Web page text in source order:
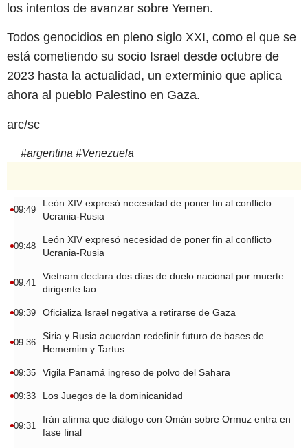
los intentos de avanzar sobre Yemen.
Todos genocidios en pleno siglo XXI, como el que se
está cometiendo su socio Israel desde octubre de
2023 hasta la actualidad, un exterminio que aplica
ahora al pueblo Palestino en Gaza.
arc/sc
#argentina #Venezuela
09:49
León XIV expresó necesidad de poner fin al conflicto
Ucrania-Rusia
09:48
León XIV expresó necesidad de poner fin al conflicto
Ucrania-Rusia
09:41
Vietnam declara dos días de duelo nacional por muerte
dirigente lao
09:39 Oficializa Israel negativa a retirarse de Gaza
09:36
Siria y Rusia acuerdan redefinir futuro de bases de
Hememim y Tartus
09:35 Vigila Panamá ingreso de polvo del Sahara
09:33 Los Juegos de la dominicanidad
09:31
Irán afirma que diálogo con Omán sobre Ormuz entra en
fase final